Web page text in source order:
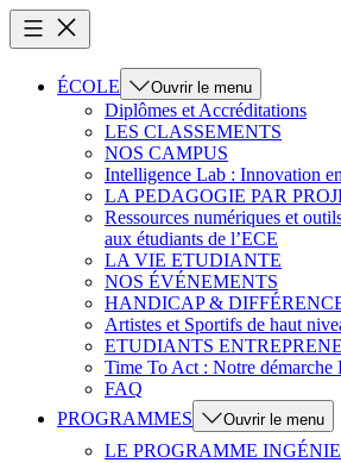
ÉCOLE Ouvrir le menu
Diplômes et Accréditations
LES CLASSEMENTS
NOS CAMPUS
Intelligence Lab : Innovation
LA PEDAGOGIE PAR
Ressources numériques et
aux étudiants de l’ECE
LA VIE ETUDIANTE
NOS ÉVÉNEMENTS
HANDICAP &
Artistes et Sportifs de haut
ETUDIANTS
Time To Act : Notre démarche
FAQ
PROGRAMMES
Ouvrir le menu
LE PROGRAMME